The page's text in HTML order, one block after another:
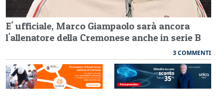
E' ufficiale, Marco Giampaolo sarà ancora
l'allenatore della Cremonese anche in serie B
3 COMMENTI